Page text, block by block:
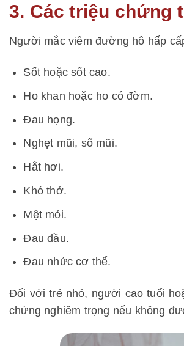
3. Các triệu chứng
Người mắc viêm đường hô hấp
Sốt hoặc sốt cao.
Ho khan hoặc ho có đờm.
Đau họng.
Nghẹt mũi, sổ mũi.
Hắt hơi.
Khó thở.
Mệt mỏi.
Đau đầu.
Đau nhức cơ thể.
Đối với trẻ nhỏ, người cao tuổi
chứng nghiêm trọng nếu không